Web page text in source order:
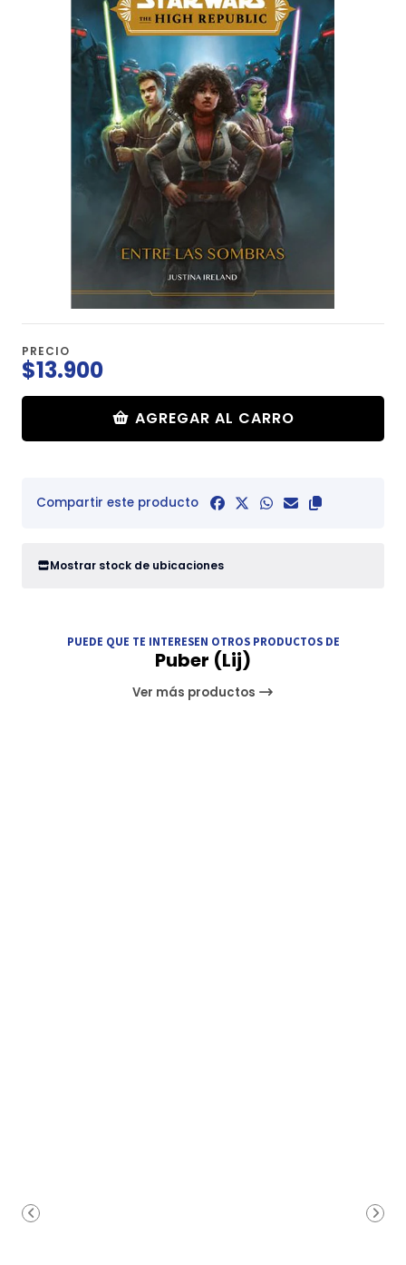
PRECIO
$13.900
AGREGAR AL CARRO
Compartir este producto
Mostrar stock de ubicaciones
PUEDE QUE TE INTERESEN OTROS PRODUCTOS DE
Puber (Lij)
Ver más productos